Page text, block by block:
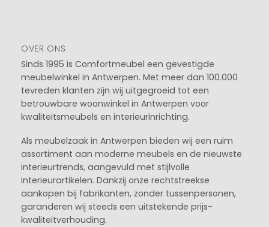
OVER ONS
Sinds 1995 is Comfortmeubel een gevestigde
meubelwinkel in Antwerpen. Met meer dan 100.000
tevreden klanten zijn wij uitgegroeid tot een
betrouwbare woonwinkel in Antwerpen voor
kwaliteitsmeubels en interieurinrichting.
Als meubelzaak in Antwerpen bieden wij een ruim
assortiment aan moderne meubels en de nieuwste
interieurtrends, aangevuld met stijlvolle
interieurartikelen. Dankzij onze rechtstreekse
aankopen bij fabrikanten, zonder tussenpersonen,
garanderen wij steeds een uitstekende prijs-
kwaliteitverhouding.